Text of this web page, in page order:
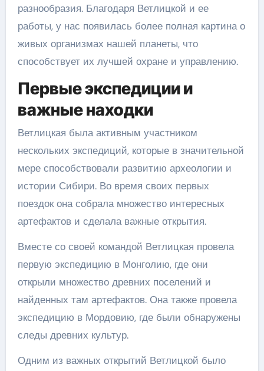
разнообразия. Благодаря Ветлицкой и ее
работы, у нас появилась более полная картина о
живых организмах нашей планеты, что
способствует их лучшей охране и управлению.
Первые экспедиции и
важные находки
Ветлицкая была активным участником
нескольких экспедиций, которые в значительной
мере способствовали развитию археологии и
истории Сибири. Во время своих первых
поездок она собрала множество интересных
артефактов и сделала важные открытия.
Вместе со своей командой Ветлицкая провела
первую экспедицию в Монголию, где они
открыли множество древних поселений и
найденных там артефактов. Она также провела
экспедицию в Мордовию, где были обнаружены
следы древних культур.
Одним из важных открытий Ветлицкой было